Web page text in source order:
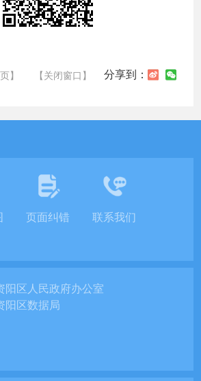
】 【关闭窗口】 分享到：
页面纠错 联系我们
阳区人民政府办公室
阳区数据局